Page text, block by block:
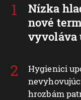
Nízka
nové
vyvoláva
Hygienici
hrozbám